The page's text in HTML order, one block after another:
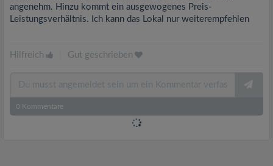
angenehm. Hinzu kommt ein ausgewogenes Preis-
Leistungsverhältnis. Ich kann das Lokal nur weiterempfehlen
Hilfreich Gut geschrieben
0 Kommentare